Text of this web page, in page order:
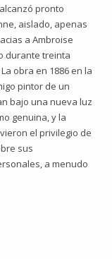
pronto
aislado, apenas
a Ambroise
durante treinta
obra en 1886 en la
pintor de un
bajo una nueva luz
genuina, y la
el privilegio de
sus
a menudo